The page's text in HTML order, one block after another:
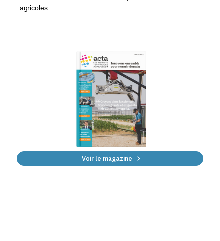
agricoles
Voir le magazine